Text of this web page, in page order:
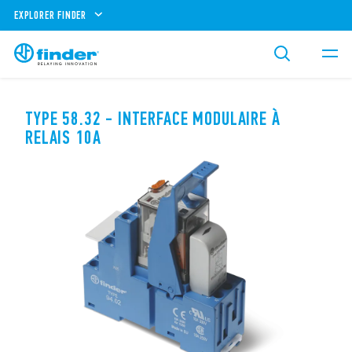
EXPLORER FINDER
TYPE 58.32 - INTERFACE MODULAIRE À
RELAIS 10A